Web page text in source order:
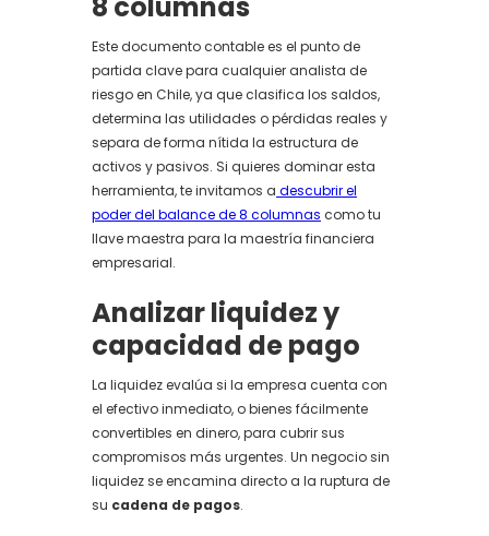
Este documento contable es el punto de
partida clave para cualquier analista de
riesgo en Chile, ya que clasifica los saldos,
determina las utilidades o pérdidas reales y
separa de forma nítida la estructura de
activos y pasivos. Si quieres dominar esta
herramienta, te invitamos a descubrir el
poder del balance de 8 columnas como tu
llave maestra para la maestría financiera
empresarial.
Analizar liquidez y
capacidad de pago
La liquidez evalúa si la empresa cuenta con
el efectivo inmediato, o bienes fácilmente
convertibles en dinero, para cubrir sus
compromisos más urgentes. Un negocio sin
liquidez se encamina directo a la ruptura de
su cadena de pagos.